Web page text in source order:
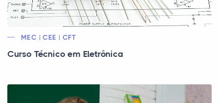
MEC | CEE | CFT
Curso Técnico em Eletrônica